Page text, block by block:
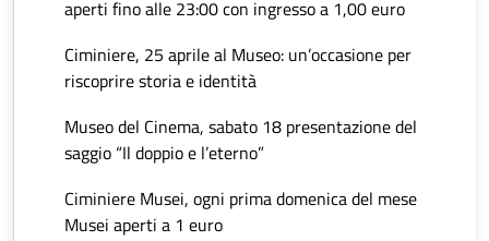
aperti fino alle 23:00 con ingresso a 1,00 euro
Ciminiere, 25 aprile al Museo: un’occasione per
riscoprire storia e identità
Museo del Cinema, sabato 18 presentazione del
saggio “Il doppio e l’eterno”
Ciminiere Musei, ogni prima domenica del mese
Musei aperti a 1 euro